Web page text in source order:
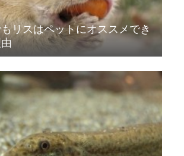
リスはペットにオススメでき